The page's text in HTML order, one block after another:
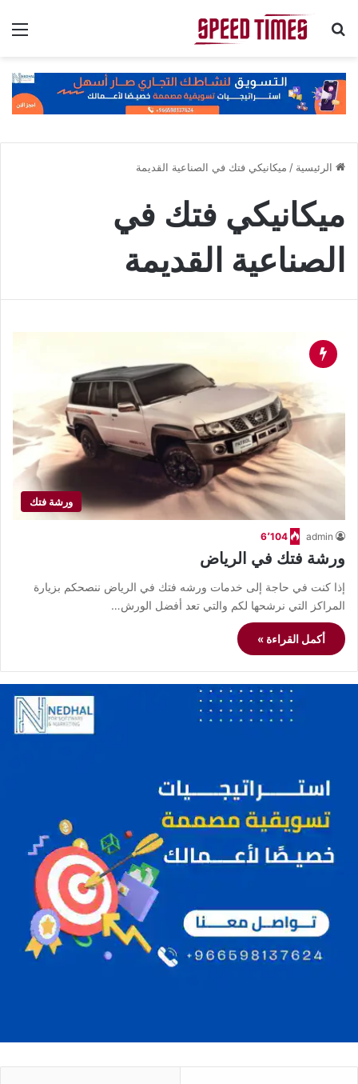
بحث عن
الرئيسية / ميكانيكي فتك في الصناعية القديمة
ميكانيكي فتك في
الصناعية القديمة
ورشة فتك
admin 6٬104
ورشة فتك في الرياض
إذا كنت في حاجة إلى خدمات ورشه فتك في الرياض ننصحكم بزيارة
المراكز التي نرشحها لكم والتي تعد أفضل الورش…
أكمل القراءة »